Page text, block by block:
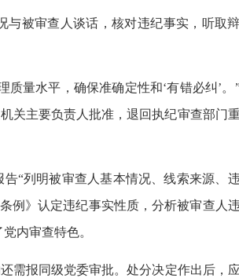
被审查人谈话，核对违纪事实，听取
量水平，确保准确定性和‘有错必纠’。
关主要负责人批准，退回执纪审查部门
“列明被审查人基本情况、线索来源、
例》认定违纪事实性质，分析被审查人
内审查特色。
需报同级党委审批。处分决定作出后，